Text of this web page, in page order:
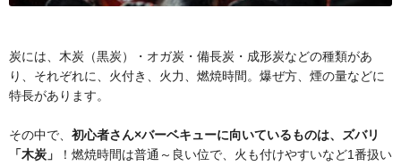
炭には、木炭（黒炭）・オガ炭・備長炭・成形炭などの種類があ
り、それぞれに、火付き、火力、燃焼時間。爆ぜ方、煙の量などに
特長があります。
その中で、 初心者さん×バーベキューに向いているものは、ズバリ
「木炭」
！燃焼時間は普通～良い位で、火も付けやすいなど1番扱い